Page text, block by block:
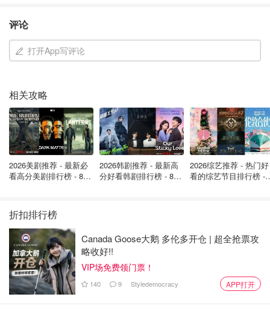
“我们的大脑运作方式不同。他（队友）擅长执行和规划，
我则主要负责思考。因此，
除了提供情感支持，可以要求AI扮演专家角色，比如营养
师，来帮助制定适合孩子的膳食计划。
这位妈妈还提到AI的更多妙用：它能设计生日邀请函，创作
包含孩子最喜欢玩具或名字的个性化睡前故事，甚至能为需
要分年龄段的对话提供“脚本”，例如如何向孩子解释宠物离
世。此外，AI也是学校项目创意的好来源，能为父母和孩子
不知道姐妹们养娃会用上chatgpt吗？
评论
打开App写评论
相关攻略
2026美剧推荐 - 最新必
看高分美剧排行榜 - 8月
2026韩剧推荐 - 最新高
分好看韩剧排行榜 - 8月
2026综艺推荐 - 热门好
看的综艺节目排行榜 -
折扣排行榜
Canada Goose大鹅 多伦多开仓 | 超全抢票攻
略收好!!
VIP场免费领门票！
140 9 Styledemocracy APP打开